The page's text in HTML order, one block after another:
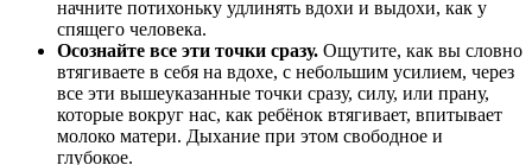
начните потихоньку удлинять вдохи и выдохи, как у
спящего человека.
Осознайте все эти точки сразу. Ощутите, как вы словно
втягиваете в себя на вдохе, с небольшим усилием, через
все эти вышеуказанные точки сразу, силу, или прану,
которые вокруг нас, как ребёнок втягивает, впитывает
молоко матери. Дыхание при этом свободное и
глубокое.